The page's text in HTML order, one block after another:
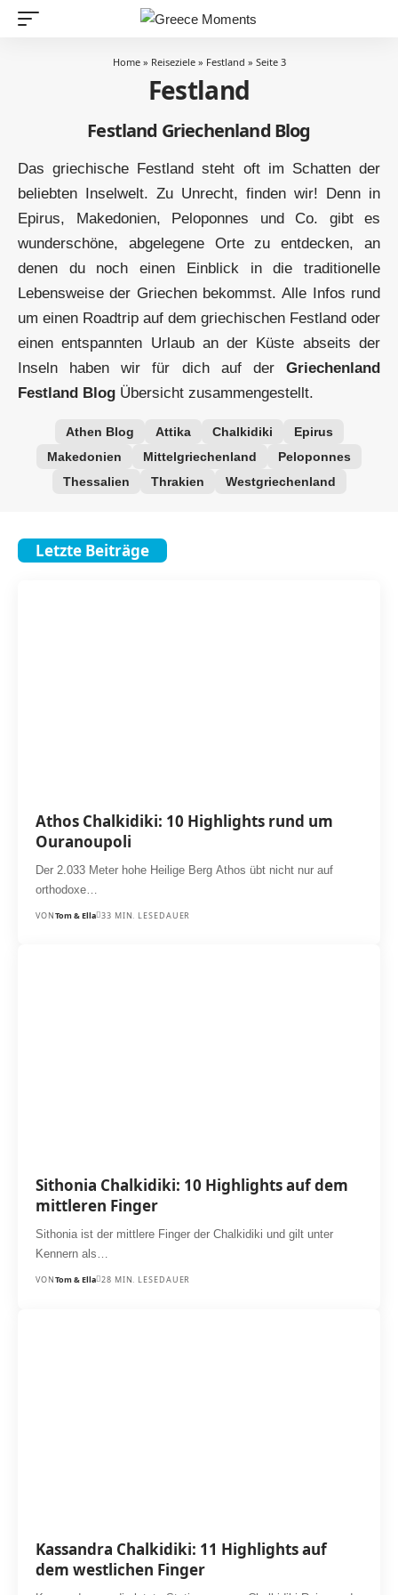
Home» Reiseziele» Festland » Seite 3
Festland
Festland Griechenland Blog
Das griechische Festland steht oft im Schatten der
beliebten Inselwelt. Zu Unrecht, finden wir! Denn in
Epirus, Makedonien, Peloponnes und Co. gibt es
wunderschöne, abgelegene Orte zu entdecken, an
denen du noch einen Einblick in die traditionelle
Lebensweise der Griechen bekommst. Alle Infos rund
um einen Roadtrip auf dem griechischen Festland oder
einen entspannten Urlaub an der Küste abseits der
Inseln haben wir für dich auf der Griechenland
Festland Blog Übersicht zusammengestellt.
Athen Blog Attika Chalkidiki
Epirus
Makedonien
Mittelgriechenland
Peloponnes
Thessalien
Thrakien Westgriechenland
Letzte Beiträge
Athos Chalkidiki: 10 Highlights rund um
Ouranoupoli
Der 2.033 Meter hohe Heilige Berg Athos übt nicht nur auf
orthodoxe…
VONTom & Ella 33 MIN. LESEDAUER
Sithonia Chalkidiki: 10 Highlights auf dem
mittleren Finger
Sithonia ist der mittlere Finger der Chalkidiki und gilt unter
Kennern als…
VONTom & Ella 28 MIN. LESEDAUER
Kassandra Chalkidiki: 11 Highlights auf
dem westlichen Finger